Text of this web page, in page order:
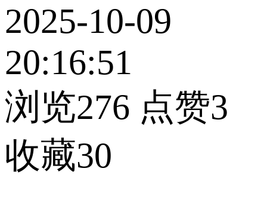
2025-10-09
20:16:51
浏览276 点赞3
收藏30